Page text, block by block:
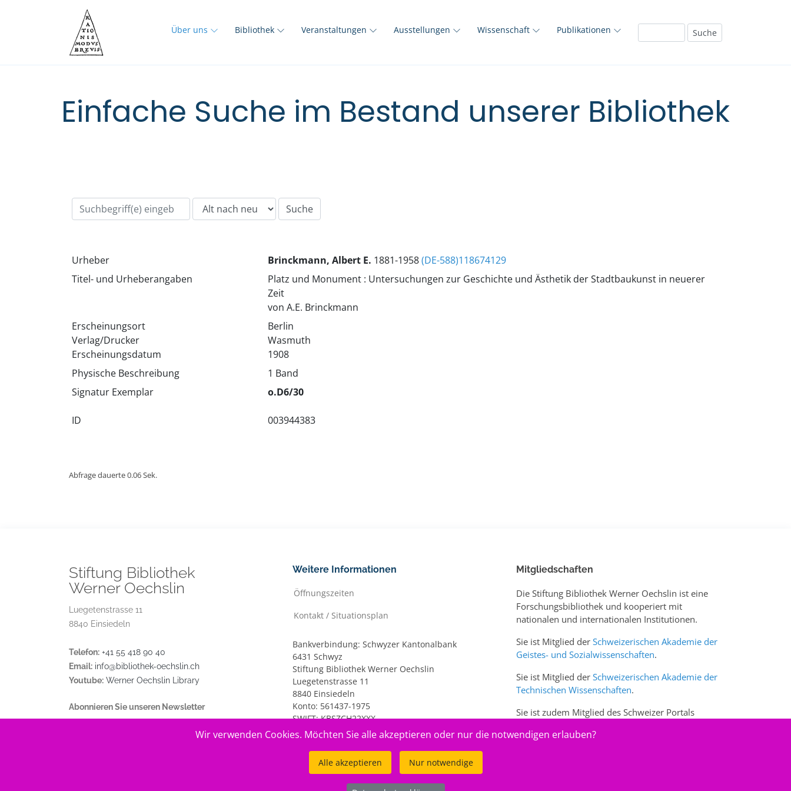
Über uns Bibliothek Veranstaltungen Ausstellungen Wissenschaft Publikationen
Einfache Suche im Bestand unserer Bibliothek
Urheber Brinckmann, Albert E. 1881-1958(DE-588)118674129
Titel- und Urheberangaben
Platz und Monument : Untersuchungen zur Geschichte und Ästhetik der Stadtbaukunst in neuerer
Zeit
von A.E. Brinckmann
Erscheinungsort
Verlag/Drucker
Erscheinungsdatum
Berlin
Wasmuth
1908
Physische Beschreibung
1 Band
Signatur Exemplar
o.D6/30
ID 003944383
Abfrage dauerte 0.06 Sek.
Stiftung Bibliothek
Werner Oechslin
Luegetenstrasse 11
8840 Einsiedeln
Telefon: +41 55 418 90 40
Email: info@bibliothek-oechslin.ch
Youtube: Werner Oechslin Library
Abonnieren Sie unseren Newsletter
Weitere Informationen
Öffnungszeiten
Kontakt / Situationsplan
Bankverbindung: Schwyzer Kantonalbank
6431 Schwyz
Stiftung Bibliothek Werner Oechslin
Luegetenstrasse 11
8840 Einsiedeln
Konto: 561437-1975
SWIFT: KBSZCH22XXX
IBAN: CH20 0077 7005 6143 7197 5
Mitgliedschaften
Die Stiftung Bibliothek Werner Oechslin ist eine
Forschungsbibliothek und kooperiert mit
nationalen und internationalen Institutionen.
Sie ist Mitglied der Schweizerischen Akademie der
Geistes- und Sozialwissenschaften.
Sie ist Mitglied der Schweizerischen Akademie der
Technischen Wissenschaften.
Sie ist zudem Mitglied des Schweizer Portals
Wir verwenden Cookies. Möchten Sie alle akzeptieren oder nur die notwendigen erlauben?
Alle akzeptieren Nur notwendige